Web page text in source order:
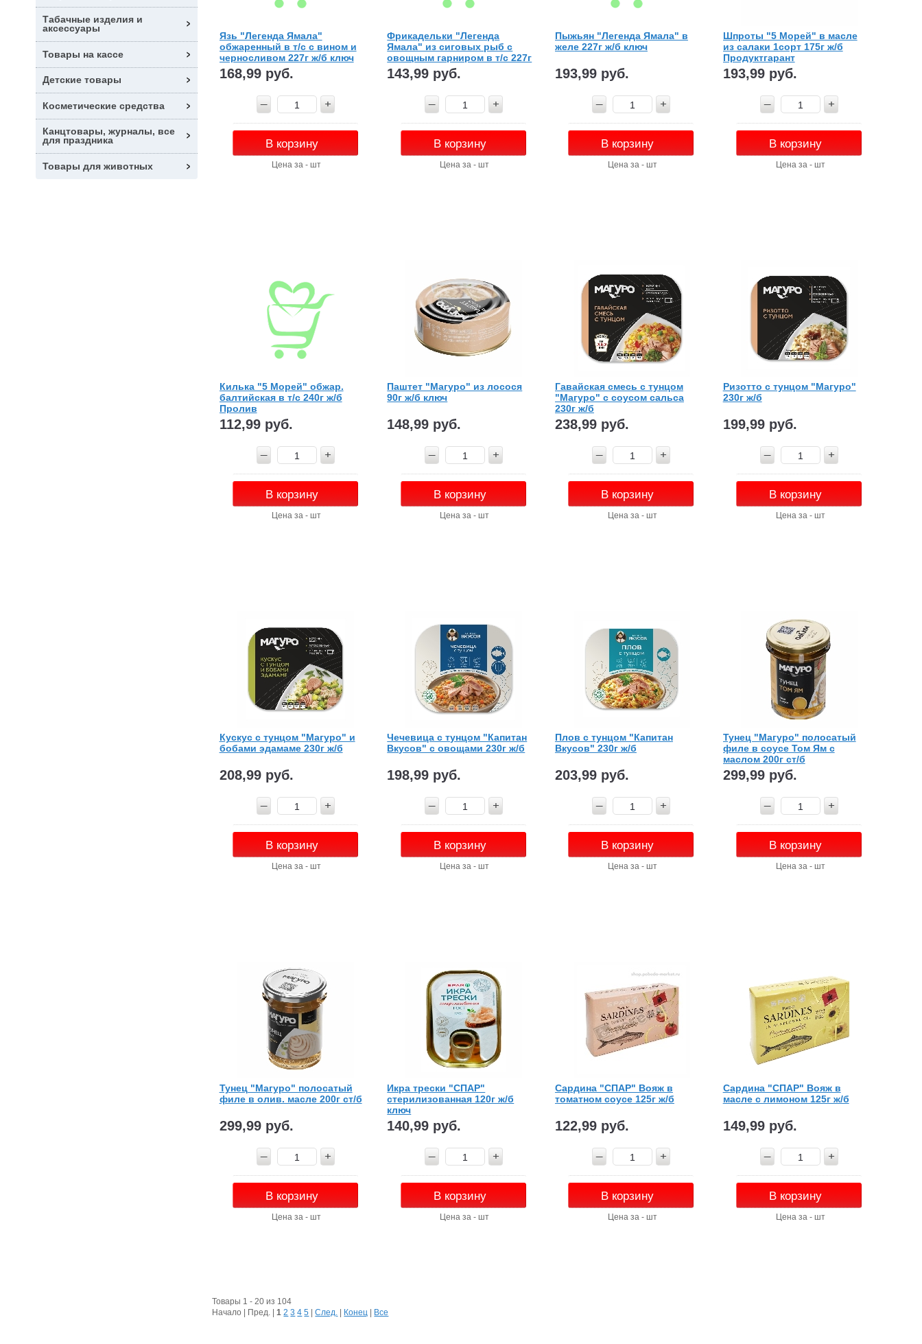
Табачные изделия и
аксессуары
Товары на кассе
Детские товары
Косметические средства
Канцтовары, журналы, все
для праздника
Товары для животных
Язь "Легенда Ямала"
обжаренный в т/с с вином и
черносливом 227г ж/б ключ
168,99 руб.
В корзину
Цена за - шт
Фрикадельки "Легенда
Ямала" из сиговых рыб с
овощным гарниром в т/с 227г
ж/б ключ
143,99 руб.
В корзину
Цена за - шт
Пыжьян "Легенда Ямала" в
желе 227г ж/б ключ
193,99 руб.
В корзину
Цена за - шт
Шпроты "5 Морей" в масле
из салаки 1сорт 175г ж/б
Продуктгарант
193,99 руб.
В корзину
Цена за - шт
Килька "5 Морей" обжар.
балтийская в т/с 240г ж/б
Пролив
112,99 руб.
В корзину
Цена за - шт
Паштет "Магуро" из лосося
90г ж/б ключ
148,99 руб.
В корзину
Цена за - шт
Гавайская смесь с тунцом
"Магуро" с соусом сальса
230г ж/б
238,99 руб.
В корзину
Цена за - шт
Ризотто с тунцом "Магуро"
230г ж/б
199,99 руб.
В корзину
Цена за - шт
Кускус с тунцом "Магуро" и
бобами эдамаме 230г ж/б
208,99 руб.
В корзину
Цена за - шт
Чечевица с тунцом "Капитан
Вкусов" с овощами 230г ж/б
198,99 руб.
В корзину
Цена за - шт
Плов с тунцом "Капитан
Вкусов" 230г ж/б
203,99 руб.
В корзину
Цена за - шт
Тунец "Магуро" полосатый
филе в соусе Том Ям с
маслом 200г ст/б
299,99 руб.
В корзину
Цена за - шт
Тунец "Магуро" полосатый
филе в олив. масле 200г ст/б
299,99 руб.
В корзину
Цена за - шт
Икра трески "СПАР"
стерилизованная 120г ж/б
ключ
140,99 руб.
В корзину
Цена за - шт
Сардина "СПАР" Вояж в
томатном соусе 125г ж/б
122,99 руб.
В корзину
Цена за - шт
Сардина "СПАР" Вояж в
масле с лимоном 125г ж/б
149,99 руб.
В корзину
Цена за - шт
Товары 1 - 20 из 104
Начало | Пред. |1 2 3 4 5 |След. Конец Все